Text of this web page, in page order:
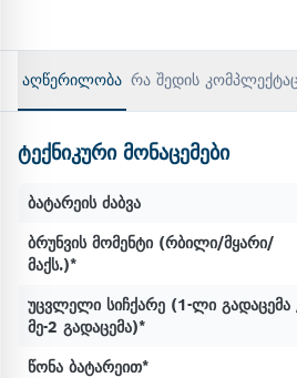
აღწერილობა რა შედის
ტექნიკური მონაცემები
ბატარეის ძაბვა
ბრუნვის მომენტი (რბილი/მყარი/
მაქს.)*
უცვლელი სიჩქარე (1-ლი გადაცემა
მე-2 გადაცემა)*
წონა ბატარეით*